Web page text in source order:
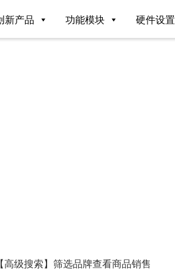
新产品 功能模块 硬件设置
级搜索】筛选品牌查看商品销售